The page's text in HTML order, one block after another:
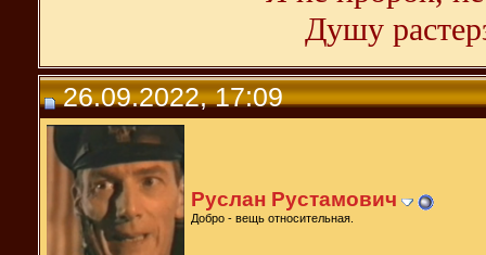
Душу
26.09.2022, 17:09
Руслан Рустамович
Добро - вещь относительная.